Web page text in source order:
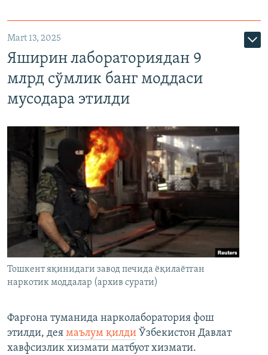
Mart 13, 2025
Яширин лабораториядан 9
млрд сўмлик банг моддаси
мусодара этилди
Тошкент яқинидаги завод печида ёқилаётган
наркотик моддалар (архив сурати)
Фарғона туманида нарколаборатория фош
этилди, дея маълум қилди Ўзбекистон Давлат
хавфсизлик хизмати матбуот хизмати.